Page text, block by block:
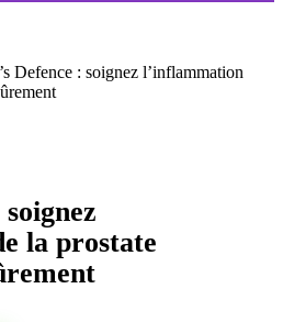
Defence : soignez l’inflammation
la prostate